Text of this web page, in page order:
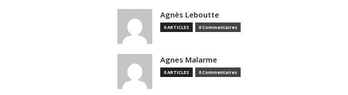
Agnès Leboutte
0 ARTICLES 0 Commentaires
Agnes Malarme
0 ARTICLES 0 Commentaires